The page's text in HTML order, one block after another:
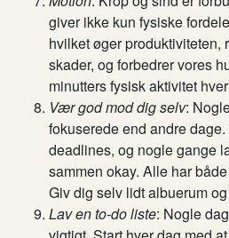
giver ikke kun fysiske
hvilket øger produktiviteten,
skader, og forbedrer vores
minutters fysisk aktivitet
Vær god mod dig selv:
fokuserede end andre
deadlines, og nogle gange
sammen okay. Alle har
Giv dig selv lidt albuerum
Lav en to-do liste: Nogle